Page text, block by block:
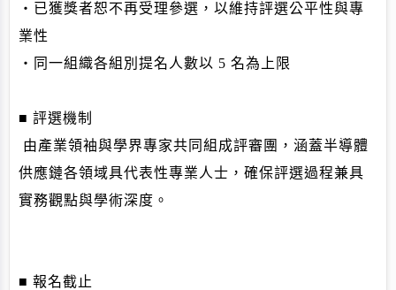
・已獲獎者恕不再受理參選，以維持評選公平性與專
業性
・同一組織各組別提名人數以 5 名為上限
■ 評選機制
由產業領袖與學界專家共同組成評審團， 涵蓋半導體
供應鏈各領域具代表性專業人士， 確保評選過程兼具
實務觀點與學術深度。
■ 報名截止